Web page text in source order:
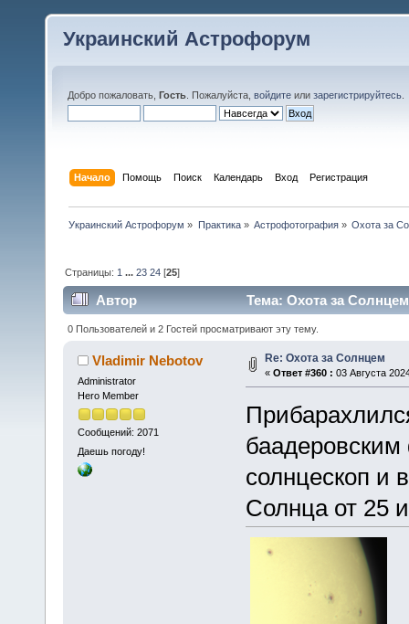
Украинский Астрофорум
Добро пожаловать, Гость . Пожалуйста, войдите или зарегистрируйтесь
Начало Помощь Поиск Календарь Вход Регистрация
Украинский Астрофорум » Практика» Астрофотография» Охота за
Страницы: 1 ...23 24 [25]
Автор Тема: Охота за
0 Пользователей и 2 Гостей просматривают эту тему.
Vladimir Nebotov
Administrator
Hero Member
Сообщений: 2071
Даешь погоду!
Re: Охота за Солнцем
« Ответ #360 : 03 Августа
солнцескоп и
Солнца от 25